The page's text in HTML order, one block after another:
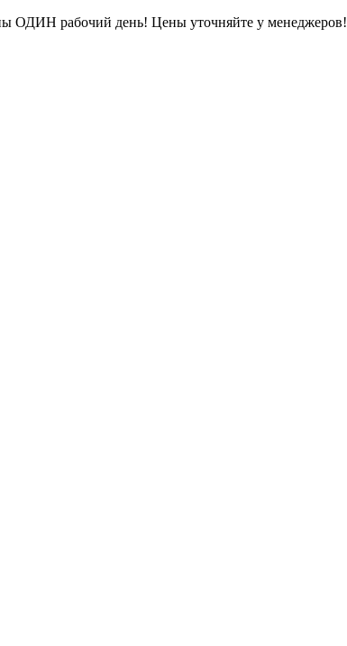
ОДИН рабочий день! Цены уточняйте у менеджеров!